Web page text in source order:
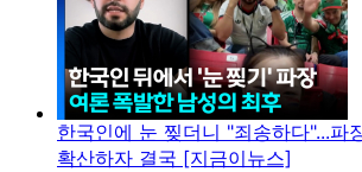
한국인에 눈 찢더니 "죄송하다"...파
확산하자 결국 [지금이뉴스]